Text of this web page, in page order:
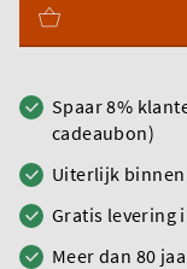
Spaar 8%
cadeaubon)
Uiterlijk
Gratis levering
Meer dan 80